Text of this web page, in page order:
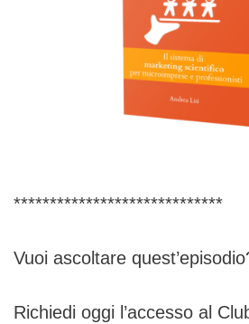
*****************************
Vuoi ascoltare
Richiedi oggi l’accesso al